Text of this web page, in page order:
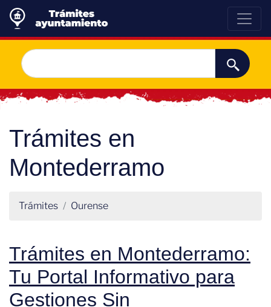
Trámites en
Montederramo
Trámites Ourense
Trámites en Montederramo:
Tu Portal Informativo para
Gestiones Sin